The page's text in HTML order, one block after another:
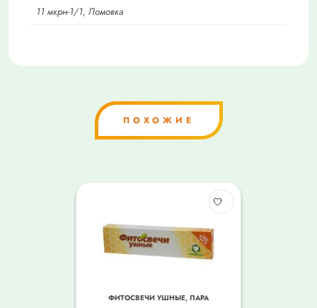
11 мкрн-1/1, Ломовка
ПОХОЖИЕ
ФИТОСВЕЧИ УШНЫЕ, ПАРА